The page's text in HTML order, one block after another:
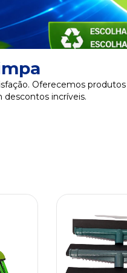
Oferecemos
descontos incríveis.